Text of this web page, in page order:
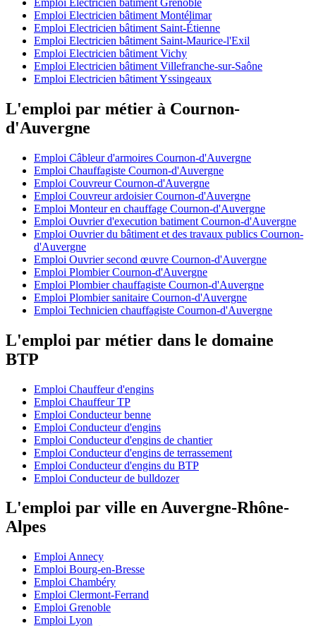
Emploi Electricien bâtiment Montélimar
Emploi Electricien bâtiment Saint-Étienne
Emploi Electricien bâtiment Saint-Maurice-l'Exil
Emploi Electricien bâtiment Vichy
Emploi Electricien bâtiment Villefranche-sur-Saône
Emploi Electricien bâtiment Yssingeaux
L'emploi par métier à Cournon-
d'Auvergne
Emploi Câbleur d'armoires Cournon-d'Auvergne
Emploi Chauffagiste Cournon-d'Auvergne
Emploi Couvreur Cournon-d'Auvergne
Emploi Couvreur ardoisier Cournon-d'Auvergne
Emploi Monteur en chauffage Cournon-d'Auvergne
Emploi Ouvrier d'execution batiment Cournon-d'Auvergne
Emploi Ouvrier du bâtiment et des travaux publics Cournon-
d'Auvergne
Emploi Ouvrier second œuvre Cournon-d'Auvergne
Emploi Plombier Cournon-d'Auvergne
Emploi Plombier chauffagiste Cournon-d'Auvergne
Emploi Plombier sanitaire Cournon-d'Auvergne
Emploi Technicien chauffagiste Cournon-d'Auvergne
L'emploi par métier dans le domaine
BTP
Emploi Chauffeur d'engins
Emploi Chauffeur TP
Emploi Conducteur benne
Emploi Conducteur d'engins
Emploi Conducteur d'engins de chantier
Emploi Conducteur d'engins de terrassement
Emploi Conducteur d'engins du BTP
Emploi Conducteur de bulldozer
L'emploi par ville en Auvergne-Rhône-
Alpes
Emploi Annecy
Emploi Bourg-en-Bresse
Emploi Chambéry
Emploi Clermont-Ferrand
Emploi Grenoble
Emploi Lyon